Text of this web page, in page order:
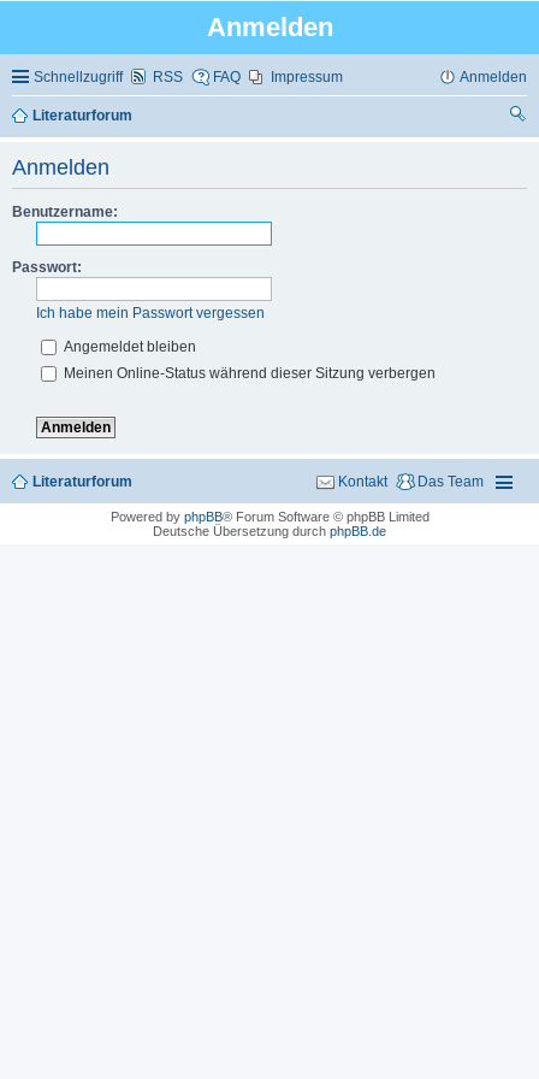
Anmelden
Schnellzugriff RSS FAQ Impressum Anmelden
Literaturforum
Anmelden
Benutzername:
Passwort:
Ich habe mein Passwort vergessen
Angemeldet bleiben
Meinen Online-Status während dieser Sitzung verbergen
Literaturforum Das Team
Kontakt
Powered by phpBB® Forum Software © phpBB Limited
Deutsche Übersetzung durch phpBB.de